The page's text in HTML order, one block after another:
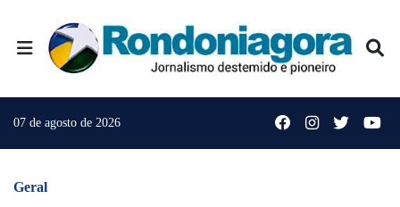
07 de agosto de 2026
Geral